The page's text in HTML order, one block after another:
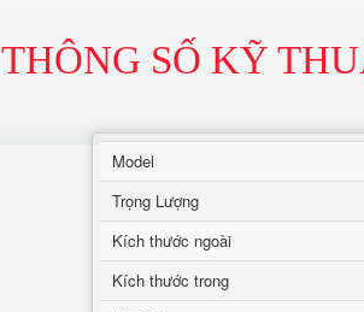
THÔNG SỐ KỸ
Model
Trọng Lượng
Kích thước ngoài
Kích thước trong